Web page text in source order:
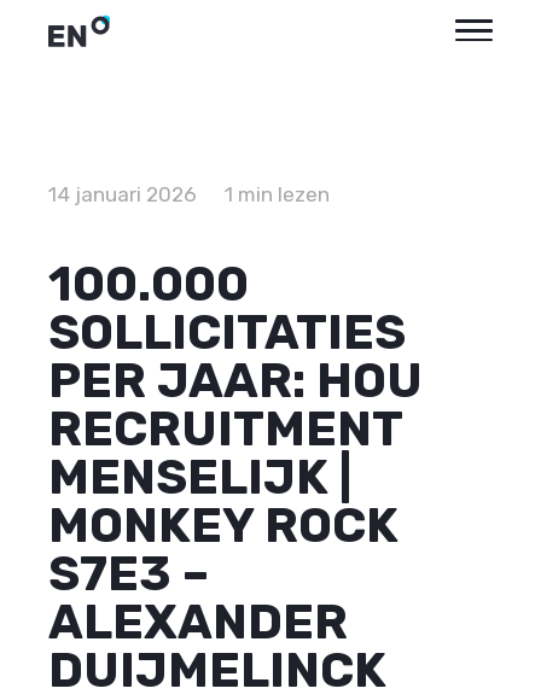
14 januari 2026 1 min lezen
100.000
SOLLICITATIES
PER JAAR: HOU
RECRUITMENT
MENSELIJK |
MONKEY ROCK
S7E3 –
ALEXANDER
DUIJMELINCK